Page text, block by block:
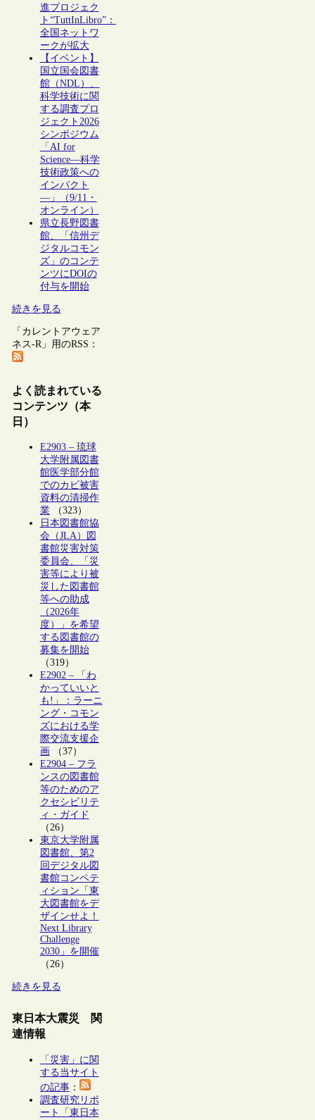
進プロジェク
ト“TuttInLibro”：
全国ネットワ
ークが拡大
【イベント】
国立国会図書
館（NDL）、
科学技術に関
する調査プロ
ジェクト2026
シンポジウム
「AI for
Science―科学
技術政策への
インパクト
―」（9/11・
オンライン）
県立長野図書
館、「信州デ
ジタルコモン
ズ」のコンテ
ンツにDOIの
付与を開始
続きを見る
「カレントアウェア
ネス-R」用のRSS：
よく読まれている
コンテンツ（本
日）
E2903 – 琉球
大学附属図書
館医学部分館
でのカビ被害
資料の清掃作
業（323）
日本図書館協
会（JLA）図
書館災害対策
委員会、「災
害等により被
災した図書館
等への助成
（2026年
度）」を希望
する図書館の
募集を開始
（319）
E2902 – 「わ
かっていいと
も!」：ラーニ
ング・コモン
ズにおける学
際交流支援企
画 （37）
E2904 – フラ
ンスの図書館
等のためのア
クセシビリテ
ィ・ガイド
（26）
東京大学附属
図書館、第2
回デジタル図
書館コンペテ
ィション「東
大図書館をデ
ザインせよ！
Next Library
Challenge
2030」を開催
（26）
続きを見る
東日本大震災 関
連情報
「災害」に関
する当サイト
の記事：
調査研究リポ
ート「東日本